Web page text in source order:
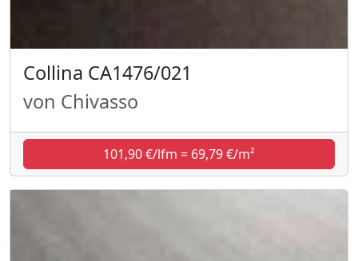
Collina CA1476/021
von Chivasso
101,90 €/lfm = 69,79 €/m²